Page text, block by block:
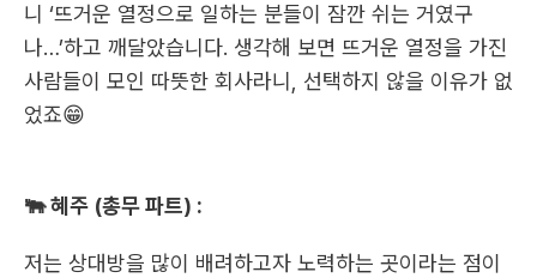
니 ‘뜨거운 열정으로 일하는 분들이 잠깐 쉬는 거였구
나…’하고 깨달았습니다. 생각해 보면 뜨거운 열정을 가진
사람들이 모인 따뜻한 회사라니, 선택하지 않을 이유가 없
었죠😁
🐃 혜주 (총무 파트) :
저는 상대방을 많이 배려하고자 노력하는 곳이라는 점이